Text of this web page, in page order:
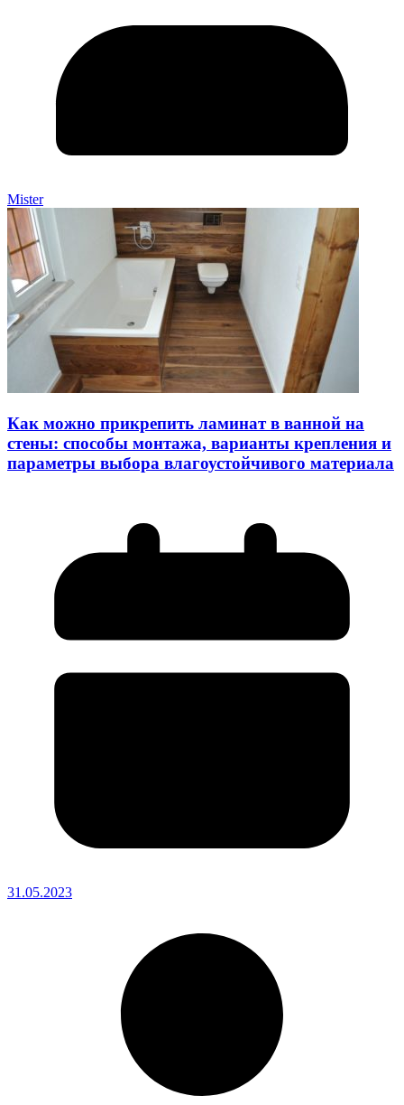
Mister
Как можно прикрепить ламинат в ванной на
стены: способы монтажа, варианты крепления и
параметры выбора влагоустойчивого материала
31.05.2023